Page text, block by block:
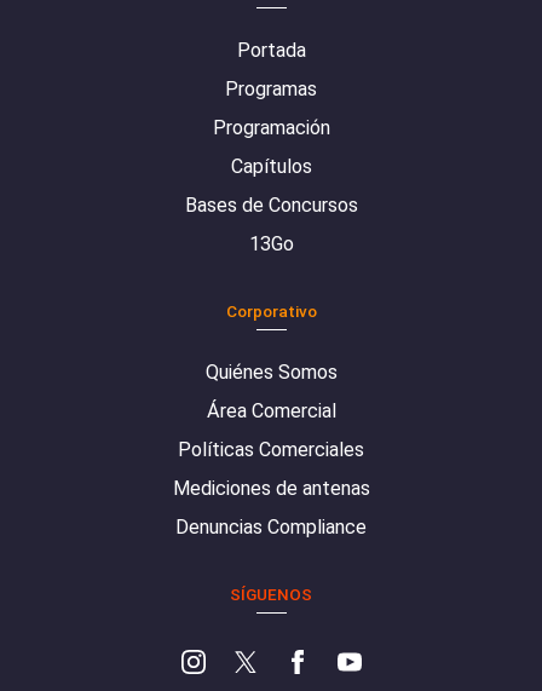
Portada
Programas
Programación
Capítulos
Bases de Concursos
13Go
Corporativo
Quiénes Somos
Área Comercial
Políticas Comerciales
Mediciones de antenas
Denuncias Compliance
SÍGUENOS